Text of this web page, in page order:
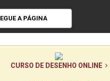
A PÁGINA
CURSO DE DESENHO ONLINE